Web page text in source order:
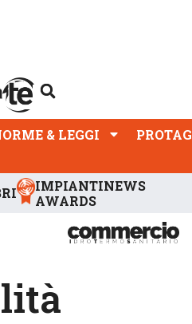
& LEGGI
IMPIANTINEWS
AWARDS